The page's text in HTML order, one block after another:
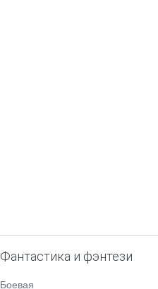
Фантастика и фэнтези
Боевая